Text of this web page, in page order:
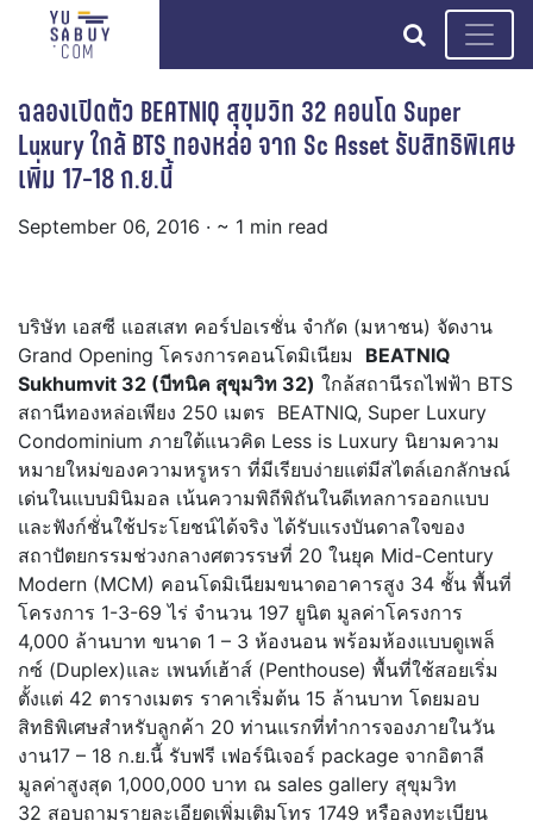
search
ฉลองเปิดตัว BEATNIQ สุขุมวิท 32 คอนโด Super
Luxury ใกล้ BTS ทองหล่อ จาก Sc Asset รับสิทธิพิเศษ
เพิ่ม 17-18 ก.ย.นี้
September 06, 2016 · ~ 1 min read
บริษัท เอสซี แอสเสท คอร์ปอเรชั่น จำกัด (มหาชน) จัดงาน
Grand Opening โครงการคอนโดมิเนียม BEATNIQ
Sukhumvit 32 (บีทนิค สุขุมวิท 32) ใกล้สถานีรถไฟฟ้า BTS
สถานีทองหล่อเพียง 250 เมตร BEATNIQ, Super Luxury
Condominium ภายใต้แนวคิด Less is Luxury นิยามความ
หมายใหม่ของความหรูหรา ที่มีเรียบง่ายแต่มีสไตล์เอกลักษณ์
เด่นในแบบมินิมอล เน้นความพิถีพิถันในดีเทลการออกแบบ
และฟังก์ชั่นใช้ประโยชน์ได้จริง ได้รับแรงบันดาลใจของ
สถาปัตยกรรมช่วงกลางศตวรรษที่ 20 ในยุค Mid-Century
Modern (MCM) คอนโดมิเนียมขนาดอาคารสูง 34 ชั้น พื้นที่
โครงการ 1-3-69 ไร่ จำนวน 197 ยูนิต มูลค่าโครงการ
4,000 ล้านบาท ขนาด 1 – 3 ห้องนอน พร้อมห้องแบบดูเพล็
กซ์ (Duplex)และ เพนท์เฮ้าส์ (Penthouse) พื้นที่ใช้สอยเริ่ม
ตั้งแต่ 42 ตารางเมตร ราคาเริ่มต้น 15 ล้านบาท โดยมอบ
สิทธิพิเศษสำหรับลูกค้า 20 ท่านแรกที่ทำการจองภายในวัน
งาน17 – 18 ก.ย.นี้ รับฟรี เฟอร์นิเจอร์ package จากอิตาลี
มูลค่าสูงสุด 1,000,000 บาท ณ sales gallery สุขุมวิท
32 สอบถามรายละเอียดเพิ่มเติมโทร 1749 หรือลงทะเบียน